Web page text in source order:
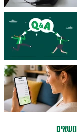
נושאים